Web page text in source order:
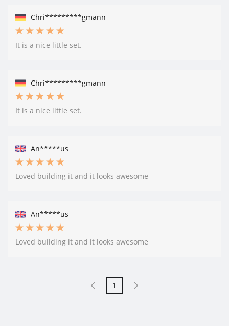
Chri*********gmann
It is a nice little set.
Chri*********gmann
It is a nice little set.
An*****us
Loved building it and it looks awesome
An*****us
Loved building it and it looks awesome
1